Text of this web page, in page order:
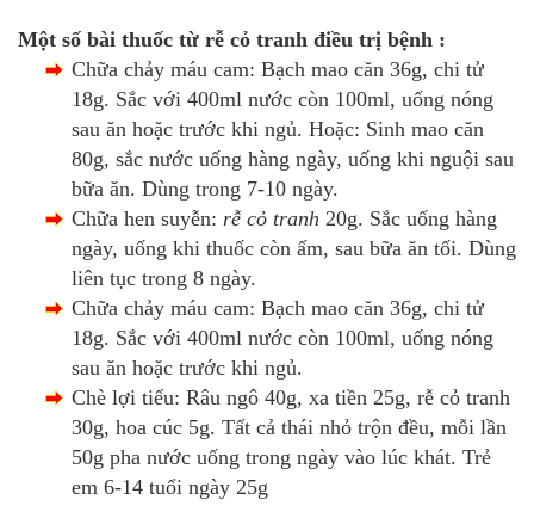
Một số bài thuốc từ rễ cỏ tranh điều trị bệnh :
Chữa chảy máu cam: Bạch mao căn 36g, chi tử
18g. Sắc với 400ml nước còn 100ml, uống nóng
sau ăn hoặc trước khi ngủ. Hoặc: Sinh mao căn
80g, sắc nước uống hàng ngày, uống khi nguội sau
bữa ăn. Dùng trong 7-10 ngày.
Chữa hen suyễn: rễ cỏ tranh 20g. Sắc uống hàng
ngày, uống khi thuốc còn ấm, sau bữa ăn tối. Dùng
liên tục trong 8 ngày.
Chữa chảy máu cam: Bạch mao căn 36g, chi tử
18g. Sắc với 400ml nước còn 100ml, uống nóng
sau ăn hoặc trước khi ngủ.
Chè lợi tiểu: Râu ngô 40g, xa tiền 25g, rễ cỏ tranh
30g, hoa cúc 5g. Tất cả thái nhỏ trộn đều, mỗi lần
50g pha nước uống trong ngày vào lúc khát. Trẻ
em 6-14 tuổi ngày 25g